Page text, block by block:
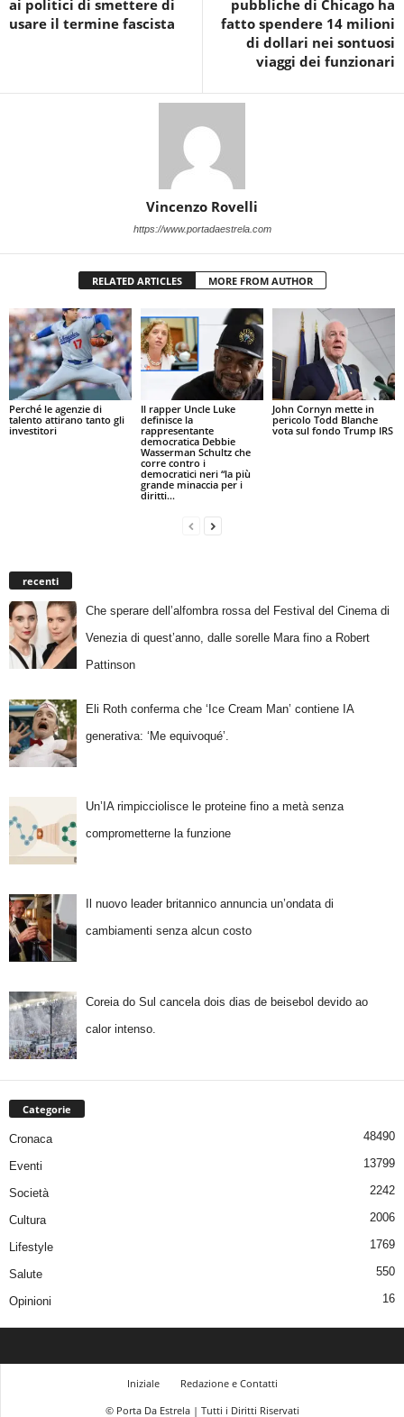
ai politici di smettere di
usare il termine fascista
pubbliche di Chicago ha
fatto spendere 14 milioni
di dollari nei sontuosi
viaggi dei funzionari
Vincenzo Rovelli
https://www.portadaestrela.com
RELATED ARTICLES MORE FROM AUTHOR
Perché le agenzie di
talento attirano tanto gli
investitori
Il rapper Uncle Luke
definisce la
rappresentante
democratica Debbie
Wasserman Schultz che
corre contro i
democratici neri “la più
grande minaccia per i
diritti...
John Cornyn mette in
pericolo Todd Blanche
vota sul fondo Trump IRS
recenti
Che sperare dell’alfombra rossa del Festival del Cinema di
Venezia di quest’anno, dalle sorelle Mara fino a Robert
Pattinson
Eli Roth conferma che ‘Ice Cream Man’ contiene IA
generativa: ‘Me equivoqué’.
Un’IA rimpicciolisce le proteine fino a metà senza
comprometterne la funzione
Il nuovo leader britannico annuncia un’ondata di
cambiamenti senza alcun costo
Coreia do Sul cancela dois dias de beisebol devido ao
calor intenso.
Categorie
Cronaca 48490
Eventi 13799
Società 2242
Cultura 2006
Lifestyle 1769
Salute 550
Opinioni 16
Iniziale
Redazione e Contatti
© Porta Da Estrela | Tutti i Diritti Riservati